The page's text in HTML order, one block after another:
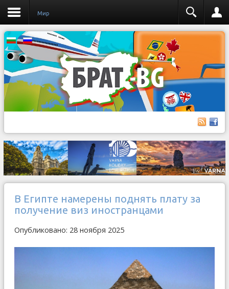
Мир
В Египте намерены поднять плату за
получение виз иностранцами
Опубликовано: 28 ноября 2025